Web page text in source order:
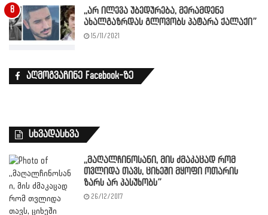
,,არ ილევა უბედურება, მერამდენე
ახალგაზრდას გლოვობს პატარა ქალაქი”
15/11/2021
აღმოგვაჩინე Facebook-ზე
სხვადასხვა
,,მაღალჩინოსანი, მის ძმაკაცად რომ
თვლიდა თავს, ციხეში მყოფი ოთარის
ზარს არ პასუხობს”
26/12/2017